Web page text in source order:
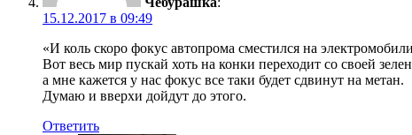
15.12.2017 в 09:49
«И коль скоро фокус автопрома сместился на
Вот весь мир пускай хоть на конки переходит со своей
а мне кажется у нас фокус все таки будет сдвинут на метан.
Думаю и вверхи дойдут до этого.
Ответить